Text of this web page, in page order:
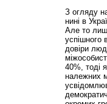
З огляду на
нині в
Але то
успішного
довіри
40%, тоді
належних